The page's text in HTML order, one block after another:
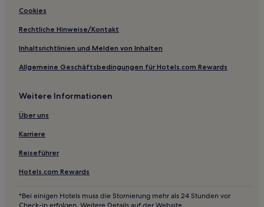
Cookies
Rechtliche Hinweise/Kontakt
Inhaltsrichtlinien und Melden von Inhalten
Allgemeine Geschäftsbedingungen für Hotels.com Rewards
Weitere Informationen
Über uns
Karriere
Reiseführer
Hotels.com Rewards
*Bei einigen Hotels muss die Stornierung mehr als 24 Stunden vor
Check-in erfolgen. Weitere Details auf der Website.